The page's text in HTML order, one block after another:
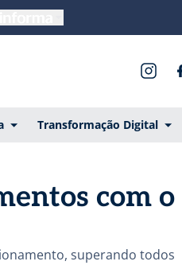
Transformação Digital
com o
superando todos